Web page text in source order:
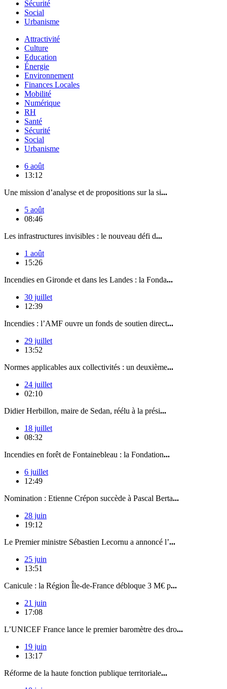
Sécurité
Social
Urbanisme
Attractivité
Culture
Education
Énergie
Environnement
Finances Locales
Mobilité
Numérique
RH
Santé
Sécurité
Social
Urbanisme
6 août
13:12
Une mission d’analyse et de propositions sur la si...
5 août
08:46
Les infrastructures invisibles : le nouveau défi d...
1 août
15:26
Incendies en Gironde et dans les Landes : la Fonda...
30 juillet
12:39
Incendies : l’AMF ouvre un fonds de soutien direct...
29 juillet
13:52
Normes applicables aux collectivités : un deuxième...
24 juillet
02:10
Didier Herbillon, maire de Sedan, réélu à la prési...
18 juillet
08:32
Incendies en forêt de Fontainebleau : la Fondation...
6 juillet
12:49
Nomination : Etienne Crépon succède à Pascal Berta...
28 juin
19:12
Le Premier ministre Sébastien Lecornu a annoncé l’...
25 juin
13:51
Canicule : la Région Île-de-France débloque 3 M€ p...
21 juin
17:08
L’UNICEF France lance le premier baromètre des dro...
19 juin
13:17
Réforme de la haute fonction publique territoriale...